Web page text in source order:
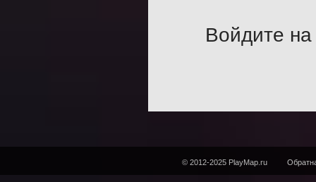
Войдите на
© 2012-2025 PlayMap.ru